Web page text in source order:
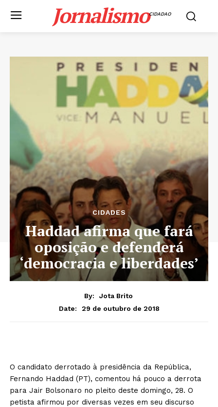
JornalismoCIDADAO
CIDADES
Haddad afirma que fará
oposição e defenderá
‘democracia e liberdades’
By:
Jota Brito
Date:
29 de outubro de 2018
O candidato derrotado à presidência da República,
Fernando Haddad (PT), comentou há pouco a derrota
para Jair Bolsonaro no pleito deste domingo, 28. O
petista afirmou por diversas vezes em seu discurso